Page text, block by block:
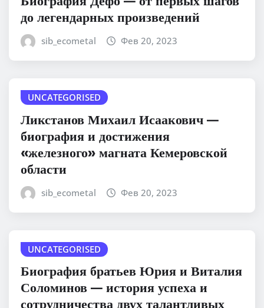
до легендарных произведений
sib_ecometal Фев 20, 2023
UNCATEGORISED
Ликстанов Михаил Исаакович —
биография и достижения
«железного» магната Кемеровской
области
sib_ecometal Фев 20, 2023
UNCATEGORISED
Биография братьев Юрия и Виталия
Соломинов — история успеха и
сотрудничества двух талантливых